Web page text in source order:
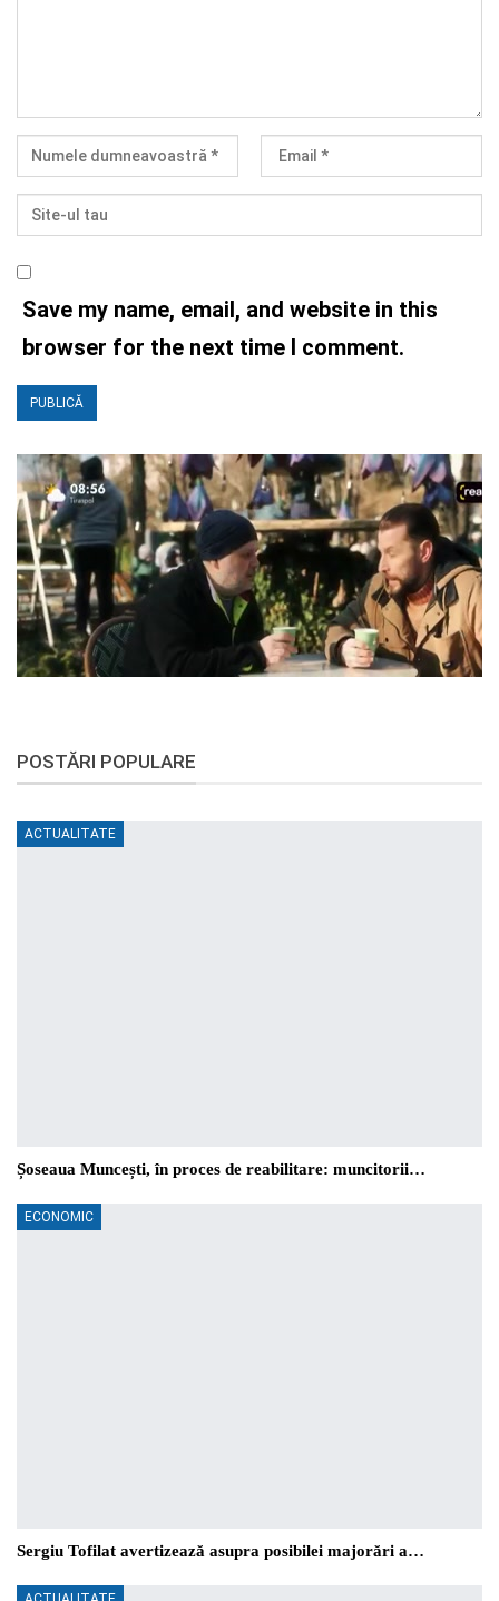
Save my name, email, and website in this
browser for the next time I comment.
POSTĂRI POPULARE
ACTUALITATE
Șoseaua Muncești, în proces de reabilitare: muncitorii…
ECONOMIC
Sergiu Tofilat avertizează asupra posibilei majorări a…